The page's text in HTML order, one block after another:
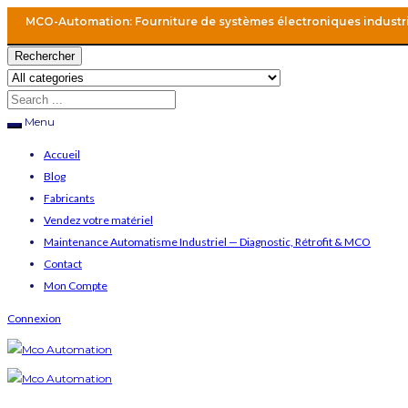
MCO-Automation: Fourniture de systèmes électroniques
Rechercher
Menu
Accueil
Blog
Fabricants
Vendez votre matériel
Maintenance Automatisme Industriel — Diagnostic, Rétrofit & MCO
Contact
Mon Compte
Connexion